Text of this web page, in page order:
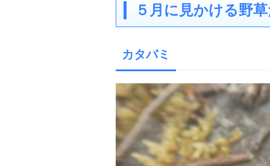
５月に見かける野
カタバミ